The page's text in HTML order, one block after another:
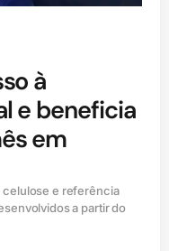
à
e beneficia
em
celulose e referência
a partir do